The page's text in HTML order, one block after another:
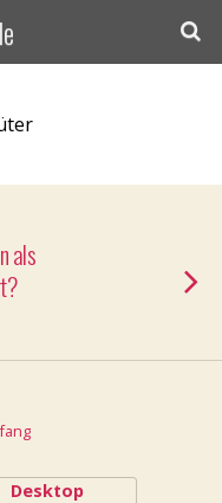
als
Desktop